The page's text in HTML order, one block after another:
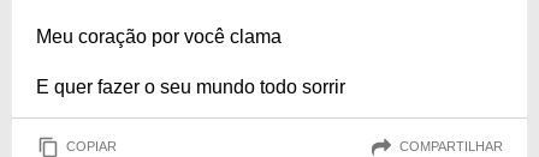
Meu coração por você clama
E quer fazer o seu mundo todo sorrir
COPIAR COMPARTILHAR